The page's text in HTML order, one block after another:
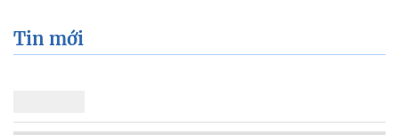
Tin mới